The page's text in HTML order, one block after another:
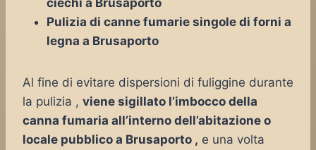
ciechi a Brusaporto
Pulizia di canne fumarie singole di forni a
legna a Brusaporto
Al fine di evitare dispersioni di fuliggine durante
la pulizia , viene sigillato l’imbocco della
canna fumaria all’interno dell’abitazione o
locale pubblico a Brusaporto , e una volta